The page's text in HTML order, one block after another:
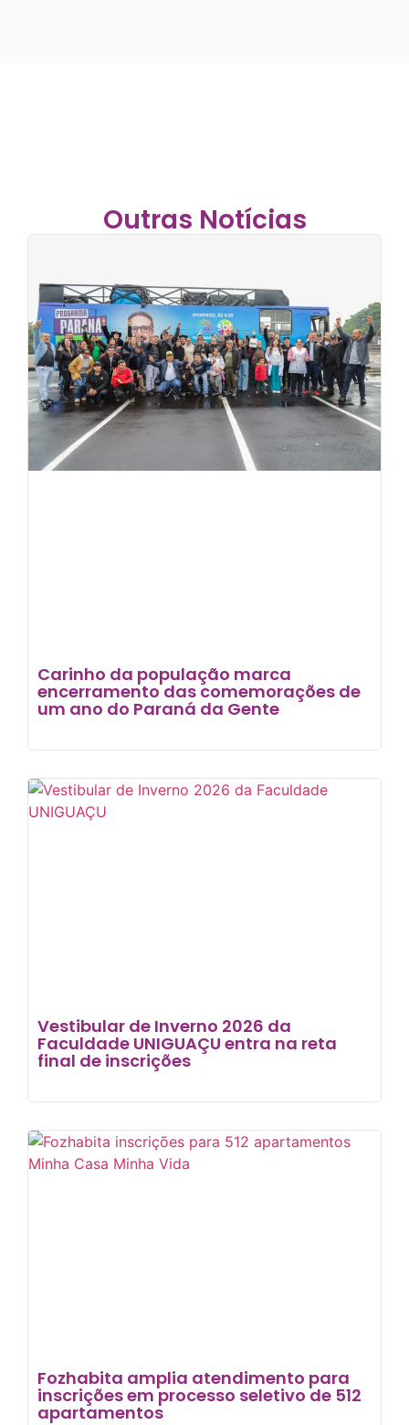
Outras Notícias
Carinho da população marca
encerramento das comemorações de
um ano do Paraná da Gente
Vestibular de Inverno 2026 da
Faculdade UNIGUAÇU entra na reta
final de inscrições
Fozhabita amplia atendimento para
inscrições em processo seletivo de 512
apartamentos